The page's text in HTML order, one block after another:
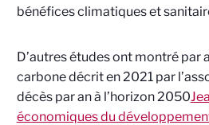
bénéfices climatiques et
D’autres études ont montré
carbone décrit en 2021 par
décès par an à l’horizon 2050
économiques du